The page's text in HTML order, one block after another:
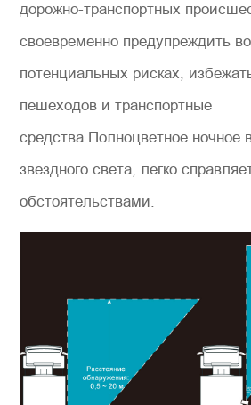
дорожно-транспортных
своевременно предупреждить
потенциальных рисках,
пешеходов и транспортные
средства.Полноцветное ночное
звездного света, легко
обстоятельствами.